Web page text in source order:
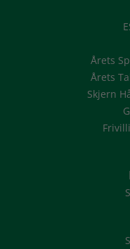
Årets
Årets
Skjern